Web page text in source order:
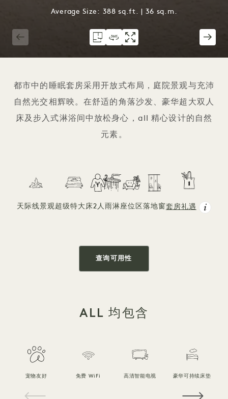
Average Size: 388 sq.ft. | 36 sq.m.
都市中的睡眠套房采用开放式布局，庭院景观与充沛
自然光交相辉映。在舒适的角落沙发、豪华超大双人
床及步入式淋浴间中放松身心，all 精心设计的自然
元素。
天际线景观超级特大床2人 雨淋座位区落地窗套房礼遇
查询可用性
ALL 均包含
宠物友好 免费 WiFi 高清智能电视 豪华可持续床垫